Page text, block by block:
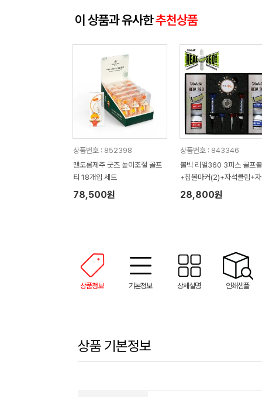
이 상품과 유사한추천상품
상품번호 : 852398
맨도롱제주 굿즈 높이조절 골프
티 18개입 세트
78,500원
상품번호 : 843346
볼빅 리얼360 3피스 골프
+칩볼마커(2)+자석클립+
티(2) 세트
28,800원
상품정보 기본정보 상세설명 인쇄샘플
상품 기본정보